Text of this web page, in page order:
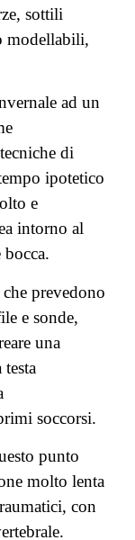
sottili
modellabili,
ad un
di
ipotetico
e
intorno al
prevedono
e sonde,
una
soccorsi.
punto
molto lenta
con